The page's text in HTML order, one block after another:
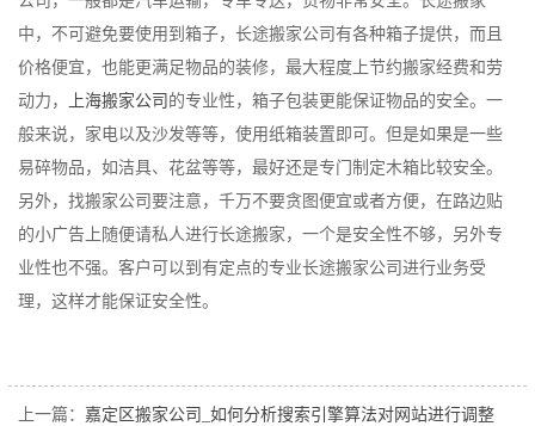
中，不可避免要使用到箱子，长途搬家公司有各种箱子提供，而且
价格便宜，也能更满足物品的装修，最大程度上节约搬家经费和劳
动力，
上海搬家公司 的专业性，箱子包装更能保证物品的安全。一
般来说，家电以及沙发等等，使用纸箱装置即可。但是如果是一些
易碎物品，如洁具、花盆等等，最好还是专门制定木箱比较安全。
另外，找搬家公司要注意，千万不要贪图便宜或者方便，在路边贴
的小广告上随便请私人进行长途搬家，一个是安全性不够，另外专
业性也不强。客户可以到有定点的专业长途搬家公司进行业务受
理，这样才能保证安全性。
上一篇： 嘉定区搬家公司_如何分析搜索引擎算法对网站进行调整